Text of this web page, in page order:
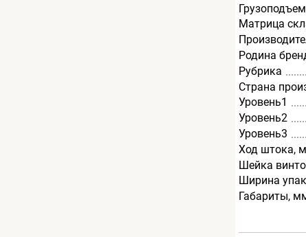
Матрица
Родина
Рубрика
Страна
Уровень1
Уровень2
Уровень3
Ход штока,
Шейка
Ширина
Габариты,